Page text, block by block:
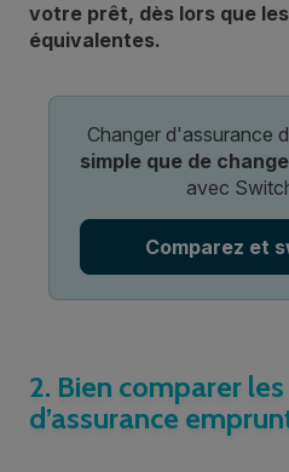
votre prêt, dès lors que
équivalentes.
Changer d'assurance
simple que de
avec
Comparez et
2. Bien comparer
d’assurance